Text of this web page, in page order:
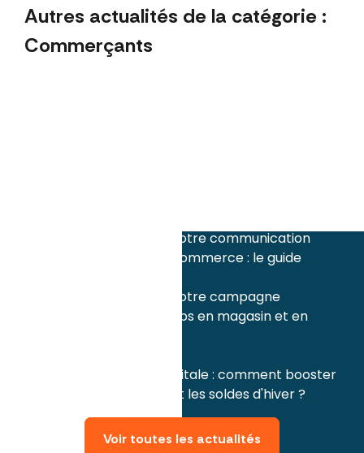
Autres actualités de la catégorie :
Commerçants
Comment réussir votre communication
nouveautés mars commerce : le guide
Comment réussir votre campagne
marketing printemps en magasin et en
Communication digitale : comment booster
vos ventes pendant les soldes d'hiver ?
Voir toutes les actualités